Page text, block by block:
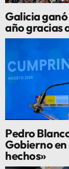
Galicia
año gracias
Pedro
Gobierno
hechos»